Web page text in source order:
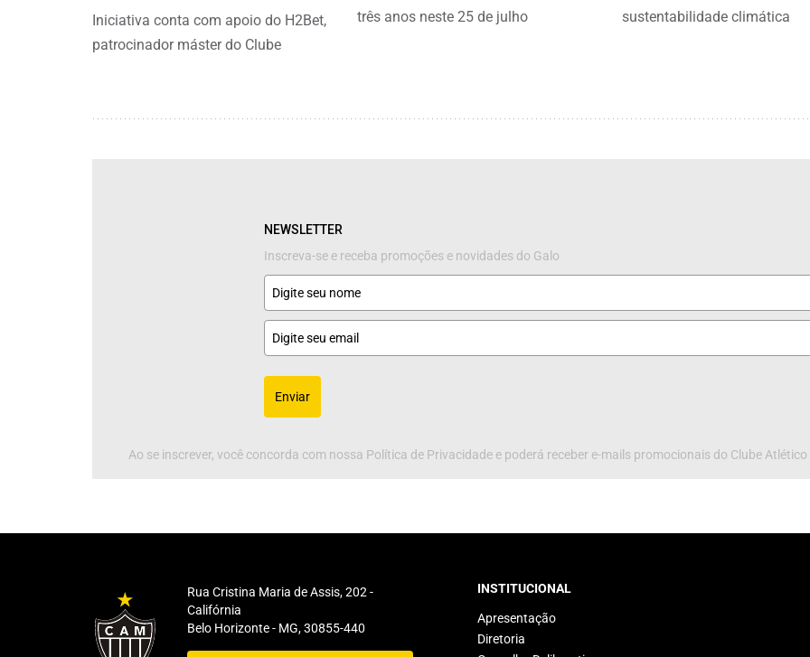
Iniciativa conta com apoio do H2Bet,
patrocinador máster do Clube
três anos neste 25 de julho
sustentabilidade climática
NEWSLETTER
Inscreva-se e receba promoções e novidades do Galo
Enviar
Ao se inscrever, você concorda com nossa Política de Privacidade e poderá receber e-mails promocionais do Clube
Rua Cristina Maria de Assis, 202 -
Califórnia
Belo Horizonte - MG, 30855-440
INSTITUCIONAL
Apresentação
Diretoria